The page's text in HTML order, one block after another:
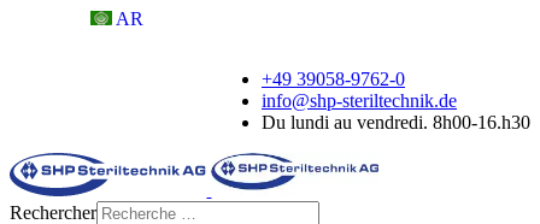
AR
+49 39058-9762-0
info@shp-steriltechnik.de
Du lundi au vendredi. 8h00-16.h30
Rechercher